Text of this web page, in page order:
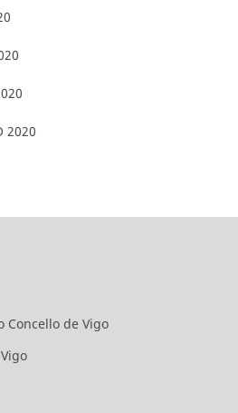
2020
Concello de Vigo